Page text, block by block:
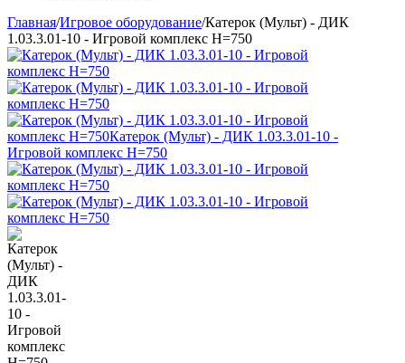
Главная/Игровое оборудование/Катерок (Мульт) - ДИК
1.03.3.01-10 - Игровой комплекс H=750